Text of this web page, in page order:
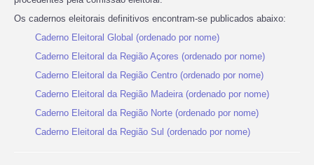
Os cadernos eleitorais definitivos encontram-se publicados abaixo:
Caderno Eleitoral Global (ordenado por nome)
Caderno Eleitoral da Região Açores (ordenado por nome)
Caderno Eleitoral da Região Centro (ordenado por nome)
Caderno Eleitoral da Região Madeira (ordenado por nome)
Caderno Eleitoral da Região Norte (ordenado por nome)
Caderno Eleitoral da Região Sul (ordenado por nome)